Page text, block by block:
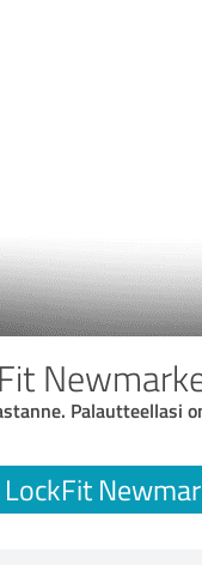
Palautteellasi
LockFit